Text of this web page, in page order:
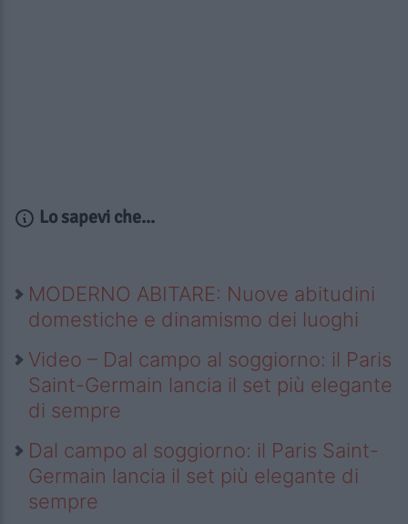
Lo sapevi che...
MODERNO ABITARE: Nuove abitudini
domestiche e dinamismo dei luoghi
Video – Dal campo al soggiorno: il Paris
Saint-Germain lancia il set più elegante
di sempre
Dal campo al soggiorno: il Paris Saint-
Germain lancia il set più elegante di
sempre